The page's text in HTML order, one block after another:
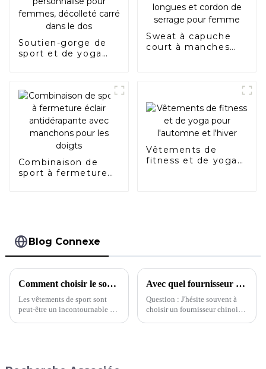
Soutien-gorge de
sport et de yoga
Sweat à capuche
court à manches
Combinaison de
sport à fermeture
Vêtements de
fitness et de yoga
Blog Connexe
Comment choisir le soutien-gorge de sport qui vous convient
Les vêtements de sport sont
peut-être un incontournable du
Avec quel fournisseur devrais-je choisir de travailler ?
Question : J'hésite souvent à
choisir un fournisseur chinois.